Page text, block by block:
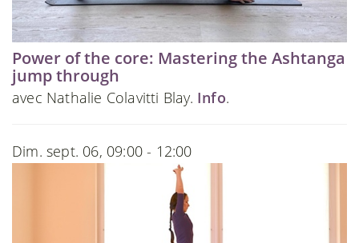
Power of the core: Mastering the Ashtanga
jump through
avec Nathalie Colavitti Blay. Info.
Dim. sept. 06, 09:00 - 12:00